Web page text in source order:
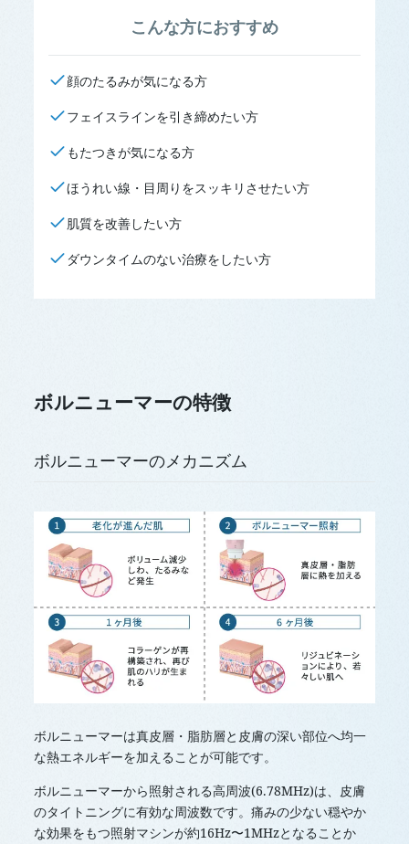
こんな方におすすめ
顔のたるみが気になる方
フェイスラインを引き締めたい方
もたつきが気になる方
ほうれい線・目周りをスッキリさせたい方
肌質を改善したい方
ダウンタイムのない治療をしたい方
ボルニューマーの特徴
ボルニューマーのメカニズム
ボルニューマーは真皮層・脂肪層と皮膚の深い部位へ均一
な熱エネルギーを加えることが可能です。
ボルニューマーから照射される高周波(6.78MHz)は、皮膚
のタイトニングに有効な周波数です。痛みの少ない穏やか
な効果をもつ照射マシンが約16Hz〜1MHzとなることか